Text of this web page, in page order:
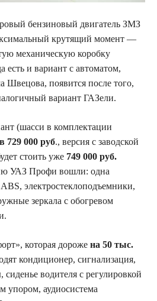
бензиновый двигатель ЗМЗ
крутящий момент —
механическую коробку
есть и вариант с автоматом,
Швецова, появится после того,
вариант ГАЗели.
(шасси в комплектации
в 729 000 руб., версия с заводской
стоить уже 749 000 руб.
УАЗ Профи вошли: одна
электростеклоподъемники,
зеркала с обогревом
которая дороже на 50 тыс.
кондиционер, сигнализация,
водителя с регулировкой
упором, аудиосистема